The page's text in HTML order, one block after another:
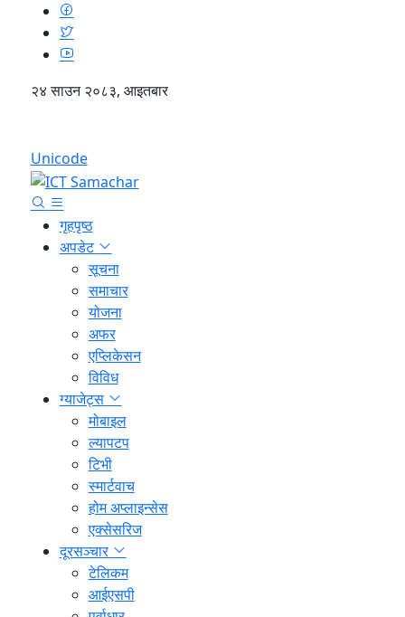
२४ साउन २०८३, आइतबार
Unicode
गृहपृष्ठ
अपडेट
सूचना
समाचार
योजना
अफर
एप्लिकेसन
विविध
ग्याजेट्स
मोबाइल
ल्यापटप
टिभी
स्मार्टवाच
होम अप्लाइन्सेस
एक्सेसरिज
दूरसञ्चार
टेलिकम
आईएसपी